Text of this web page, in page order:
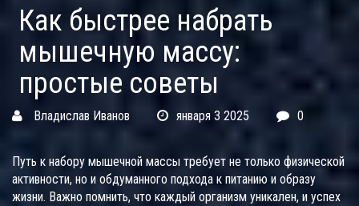
Как быстрее набрать
мышечную массу:
простые советы
Владислав Иванов января 3 2025 0
Путь к набору мышечной массы требует не только физической
активности, но и обдуманного подхода к питанию и образу
жизни. Важно помнить, что каждый организм уникален, и успех